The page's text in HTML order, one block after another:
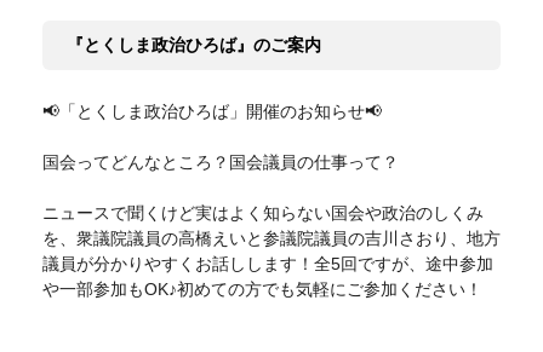
『とくしま政治ひろば』のご案内
📢「とくしま政治ひろば」開催のお知らせ📢
国会ってどんなところ？国会議員の仕事って？
ニュースで聞くけど実はよく知らない国会や政治のしくみ
を、衆議院議員の高橋えいと参議院議員の吉川さおり、地方
議員が分かりやすくお話しします！全5回ですが、途中参加
や一部参加もOK♪️初めての方でも気軽にご参加ください！